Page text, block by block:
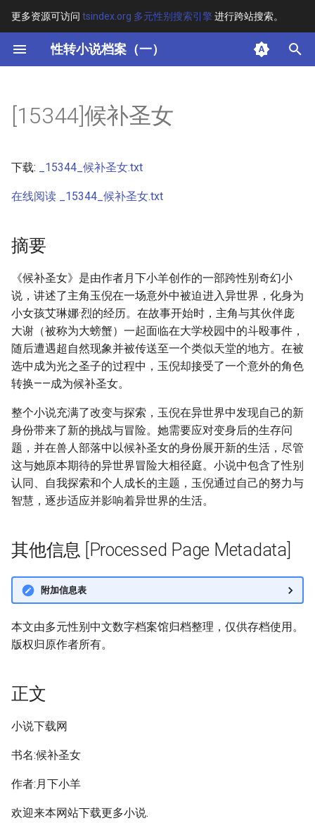
更多资源可访问 tsindex.org 多元性别搜索引擎进行跨站搜索。
性转小说档案（一）
键
搜
索
其他信息 [Processed Page
[15344]候补圣女
下载: _15344_候补圣女.txt
在线阅读 _15344_候补圣女.txt
摘要
《候补圣女》是由作者月下小羊创作的一部跨性别奇幻小
说，讲述了主角玉倪在一场意外中被迫进入异世界，化身为
小女孩艾琳娜·烈的经历。在故事开始时，主角与其伙伴庞
大谢（被称为大螃蟹）一起面临在大学校园中的斗殴事件，
随后遭遇超自然现象并被传送至一个类似天堂的地方。在被
选中成为光之圣子的过程中，玉倪却接受了一个意外的角色
转换——成为候补圣女。
整个小说充满了改变与探索，玉倪在异世界中发现自己的新
身份带来了新的挑战与冒险。她需要应对变身后的生存问
题，并在兽人部落中以候补圣女的身份展开新的生活，尽管
这与她原本期待的异世界冒险大相径庭。小说中包含了性别
认同、自我探索和个人成长的主题，玉倪通过自己的努力与
智慧，逐步适应并影响着异世界的生活。
其他信息 [Processed Page Metadata]
附加信息表
本文由多元性别中文数字档案馆归档整理，仅供存档使用。
版权归原作者所有。
正文
小说下载网
书名:候补圣女
作者:月下小羊
欢迎来本网站下载更多小说.